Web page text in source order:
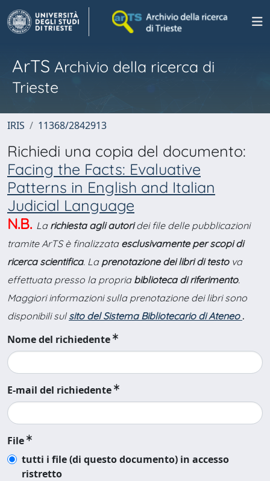
ArTS Archivio della ricerca di
Trieste
IRIS 11368/2842913
Richiedi una copia del documento:
Facing the Facts: Evaluative
Patterns in English and Italian
Judicial Language
N.B. La richiesta agli autoridei file delle pubblicazioni
tramite ArTS è finalizzata esclusivamente per scopi di
ricerca scientifica. La prenotazione dei libri di testova
effettuata presso la propria biblioteca di riferimento.
Maggiori informazioni sulla prenotazione dei libri sono
disponibili sul sito del Sistema Bibliotecario di Ateneo .
Nome del richiedente
E-mail del richiedente
File
tutti i file (di questo documento) in accesso
ristretto